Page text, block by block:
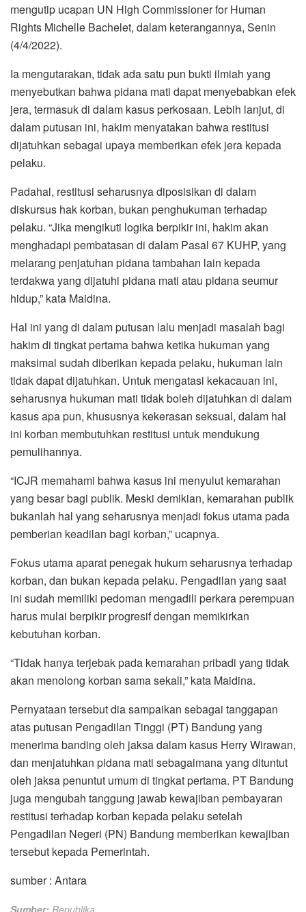
mengutip ucapan UN High Commissioner for Human
Rights Michelle Bachelet, dalam keterangannya, Senin
(4/4/2022).
Ia mengutarakan, tidak ada satu pun bukti ilmiah yang
menyebutkan bahwa pidana mati dapat menyebabkan efek
jera, termasuk di dalam kasus perkosaan. Lebih lanjut, di
dalam putusan ini, hakim menyatakan bahwa restitusi
dijatuhkan sebagai upaya memberikan efek jera kepada
pelaku.
Padahal, restitusi seharusnya diposisikan di dalam
diskursus hak korban, bukan penghukuman terhadap
pelaku. “Jika mengikuti logika berpikir ini, hakim akan
menghadapi pembatasan di dalam Pasal 67 KUHP, yang
melarang penjatuhan pidana tambahan lain kepada
terdakwa yang dijatuhi pidana mati atau pidana seumur
hidup,” kata Maidina.
Hal ini yang di dalam putusan lalu menjadi masalah bagi
hakim di tingkat pertama bahwa ketika hukuman yang
maksimal sudah diberikan kepada pelaku, hukuman lain
tidak dapat dijatuhkan. Untuk mengatasi kekacauan ini,
seharusnya hukuman mati tidak boleh dijatuhkan di dalam
kasus apa pun, khususnya kekerasan seksual, dalam hal
ini korban membutuhkan restitusi untuk mendukung
pemulihannya.
“ICJR memahami bahwa kasus ini menyulut kemarahan
yang besar bagi publik. Meski demikian, kemarahan publik
bukanlah hal yang seharusnya menjadi fokus utama pada
pemberian keadilan bagi korban,” ucapnya.
Fokus utama aparat penegak hukum seharusnya terhadap
korban, dan bukan kepada pelaku. Pengadilan yang saat
ini sudah memiliki pedoman mengadili perkara perempuan
harus mulai berpikir progresif dengan memikirkan
kebutuhan korban.
“Tidak hanya terjebak pada kemarahan pribadi yang tidak
akan menolong korban sama sekali,” kata Maidina.
Pernyataan tersebut dia sampaikan sebagai tanggapan
atas putusan Pengadilan Tinggi (PT) Bandung yang
menerima banding oleh jaksa dalam kasus Herry Wirawan,
dan menjatuhkan pidana mati sebagaimana yang dituntut
oleh jaksa penuntut umum di tingkat pertama. PT Bandung
juga mengubah tanggung jawab kewajiban pembayaran
restitusi terhadap korban kepada pelaku setelah
Pengadilan Negeri (PN) Bandung memberikan kewajiban
tersebut kepada Pemerintah.
sumber : Antara
Sumber: Republika